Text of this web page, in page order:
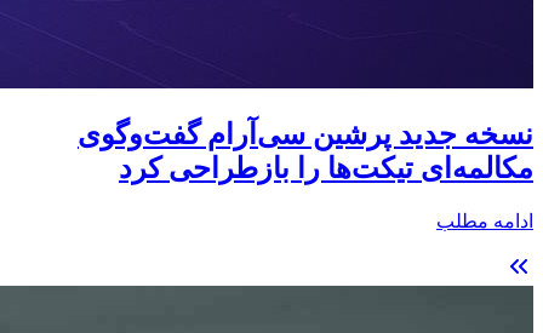
نسخه جدید پرشین سی‌آر‌ام گفت‌وگوی
مکالمه‌ای تیکت‌ها را بازطراحی کرد
ادامه مطلب